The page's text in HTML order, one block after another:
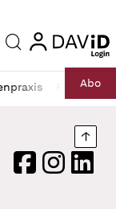
Suche login
RechtAbo
FacebookInstagram